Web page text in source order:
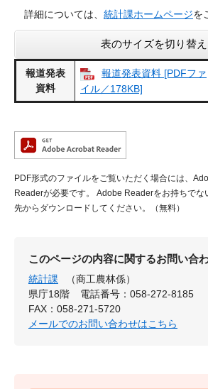
詳細については、 統計課ホームページを
表のサイズを切り替え
報道発表
資料
報道発表資料 [PDFファ
イル／178KB]
PDF形式のファイルをご覧いただく場合には、
Readerが必要です。
Adobe Readerをお持ちでな
先からダウンロードしてください。（無料）
このページの内容に関するお問い合
統計課
（商工農林係）
県庁18階
電話番号：058-272-8185
FAX：058-271-5720
メールでのお問い合わせはこちら